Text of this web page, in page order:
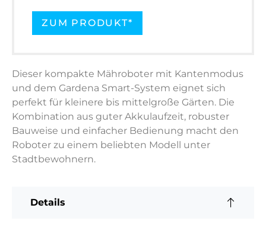
ZUM PRODUKT*
Dieser kompakte Mähroboter mit Kantenmodus
und dem Gardena Smart-System eignet sich
perfekt für kleinere bis mittelgroße Gärten. Die
Kombination aus guter Akkulaufzeit, robuster
Bauweise und einfacher Bedienung macht den
Roboter zu einem beliebten Modell unter
Stadtbewohnern.
Details